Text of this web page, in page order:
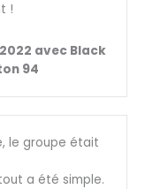
!
avec Black
94
le groupe était
a été simple.